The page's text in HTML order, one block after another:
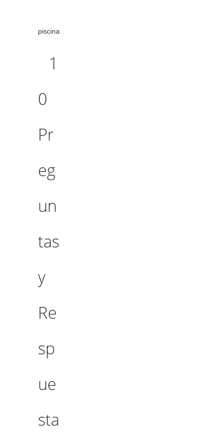
piscina
1
0
Pr
eg
un
tas
y
Re
sp
ue
sta